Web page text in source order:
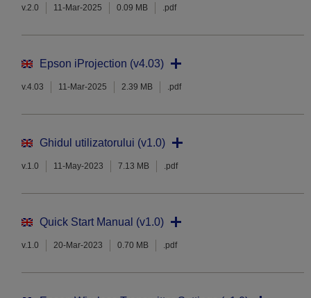
v.2.0 11-Mar-2025 0.09 MB .pdf
Epson iProjection (v4.03)
v.4.03 11-Mar-2025 2.39 MB .pdf
Ghidul utilizatorului (v1.0)
v.1.0 11-May-2023 7.13 MB .pdf
Quick Start Manual (v1.0)
v.1.0 20-Mar-2023 0.70 MB .pdf